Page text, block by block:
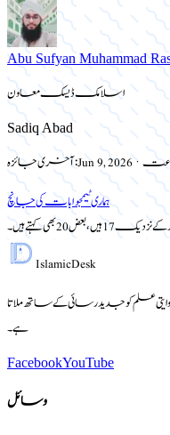
Abu Sufyan Muhammad
اسلامک ڈیسک معاون
Sadiq Abad
آخری جائزہ:Jun 9, 2026 ·
ہماری ٹیمجوابات کی جانچ
ہیں، بعض 20 بھی کہتے ہیں۔
IslamicDesk
علم کو جدید رسائی کے ساتھ ملاتا
ہے۔
FacebookYouTube
وسائل